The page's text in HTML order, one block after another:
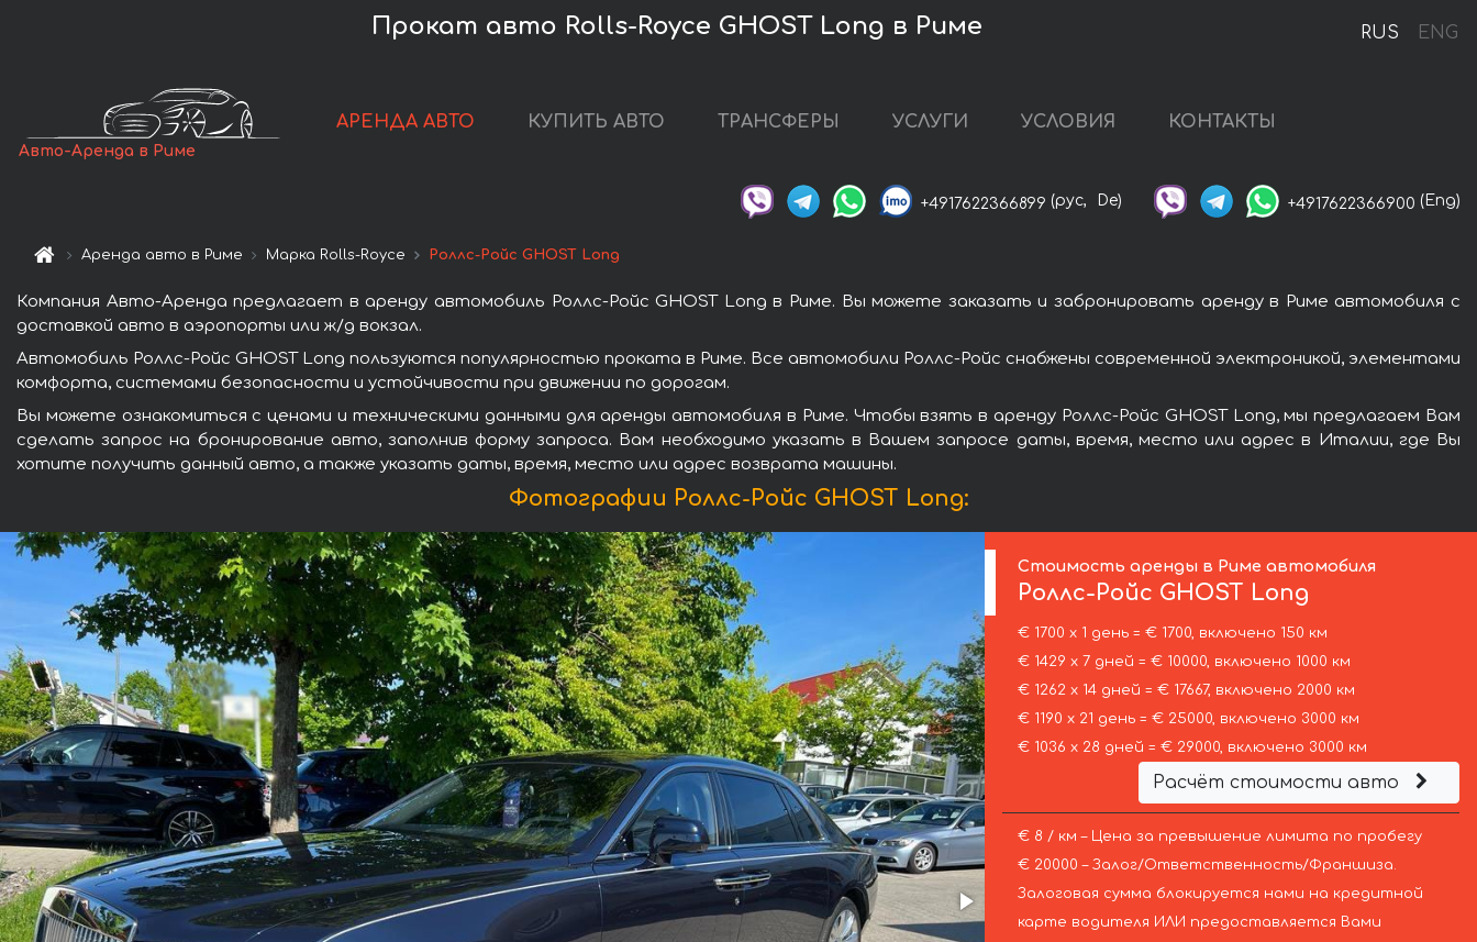
RUS ENG
Прокат авто Rolls-Royce GHOST Long в Риме
Авто-Аренда в Риме
АРЕНДА АВТО КУПИТЬ АВТО ТРАНСФЕРЫ УСЛУГИ УСЛОВИЯ КОНТАКТЫ
+4917622366899 (рус, De) +4917622366900 (Eng)
Аренда авто в Риме Марка Rolls-Royce Роллс-Ройс GHOST Long
Компания Авто-Аренда предлагает в аренду автомобиль Роллс-Ройс GHOST Long в Риме. Вы можете заказать и забронировать аренду в Риме автомобиля с
доставкой авто в аэропорты или ж/д вокзал.
Автомобиль Роллс-Ройс GHOST Long пользуются популярностью проката в Риме. Все автомобили Роллс-Ройс снабжены современной электроникой, элементами
комфорта, системами безопасности и устойчивости при движении по дорогам.
Вы можете ознакомиться с ценами и техническими данными для аренды автомобиля в Риме. Чтобы взять в аренду Роллс-Ройс GHOST Long, мы предлагаем Вам
сделать запрос на бронирование авто, заполнив форму запроса. Вам необходимо указать в Вашем запросе даты, время, место или адрес в Италии, где Вы
хотите получить данный авто, а также указать даты, время, место или адрес возврата машины.
Фотографии Роллс-Ройс GHOST Long:
Стоимость аренды в Риме автомобиля
Роллс-Ройс GHOST Long
€ 1700 х 1 день = € 1700, включено 150 км
€ 1429 х 7 дней = € 10000, включено 1000 км
€ 1262 х 14 дней = € 17667, включено 2000 км
€ 1190 х 21 день = € 25000, включено 3000 км
€ 1036 х 28 дней = € 29000, включено 3000 км
Расчёт стоимости авто
€ 8 / км – Цена за превышение лимита по пробегу
€ 20000 – Залог/Ответственность/Франшиза.
Залоговая сумма блокируется нами на кредитной
карте водителя ИЛИ предоставляется Вами